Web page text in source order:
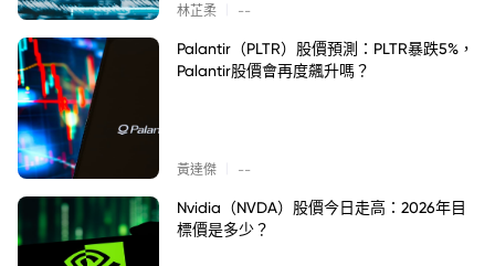
林芷柔 --
Palantir（PLTR）股價預測：PLTR暴跌5%，
Palantir股價會再度飆升嗎？
黃達傑 --
Nvidia（NVDA）股價今日走高：2026年目
標價是多少？